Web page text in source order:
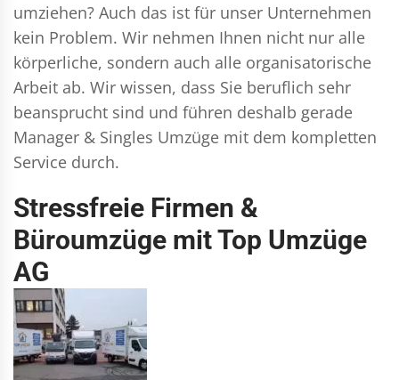
umziehen? Auch das ist für unser Unternehmen
kein Problem. Wir nehmen Ihnen nicht nur alle
körperliche, sondern auch alle organisatorische
Arbeit ab. Wir wissen, dass Sie beruflich sehr
beansprucht sind und führen deshalb gerade
Manager & Singles Umzüge mit dem kompletten
Service durch.
Stressfreie Firmen &
Büroumzüge mit Top Umzüge
AG